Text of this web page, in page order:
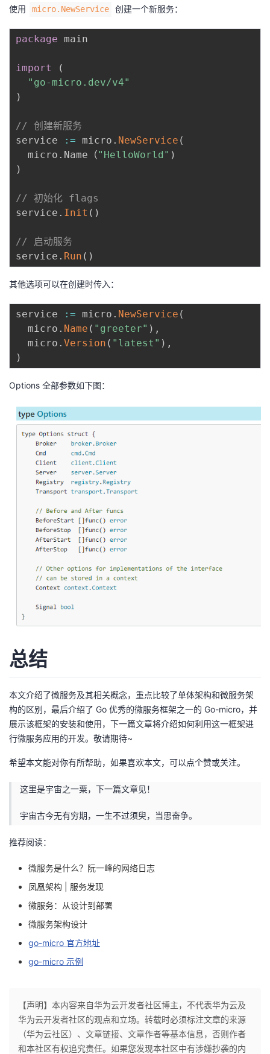
使用 micro.NewService 创建一个新服务：
package main
import
(
"go-micro.dev/v4"
)
// 创建新服务
service
:= micro . NewService (
  micro
. Name（"HelloWorld" )
)
// 初始化 flags
service . Init ( )
// 启动服务
service . Run ( )
其他选项可以在创建时传入：
service := micro . NewService (
  micro
. Name ( "greeter" ) ,
  micro
. Version ( "latest" ) ,
)
Options 全部参数如下图：
总结
本文介绍了微服务及其相关概念，重点比较了单体架构和微服务架
构的区别，最后介绍了 Go 优秀的微服务框架之一的 Go-micro，并
展示该框架的安装和使用，下一篇文章将介绍如何利用这一框架进
行微服务应用的开发。敬请期待~
希望本文能对你有所帮助，如果喜欢本文，可以点个赞或关注。
这里是宇宙之一粟，下一篇文章见！
宇宙古今无有穷期，一生不过须臾，当思奋争。
推荐阅读：
微服务是什么？阮一峰的网络日志
凤凰架构 | 服务发现
微服务：从设计到部署
微服务架构设计
go-micro 官方地址
go-micro 示例
【声明】本内容来自华为云开发者社区博主，不代表华为云及
华为云开发者社区的观点和立场。转载时必须标注文章的来源
（华为云社区）、文章链接、文章作者等基本信息，否则作者
和本社区有权追究责任。如果您发现本社区中有涉嫌抄袭的内